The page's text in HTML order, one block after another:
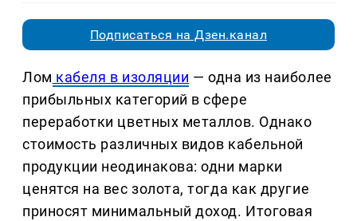
Подписаться на Дзен.канал
Лом кабеля в изоляции — одна из наиболее
прибыльных категорий в сфере
переработки цветных металлов. Однако
стоимость различных видов кабельной
продукции неодинакова: одни марки
ценятся на вес золота, тогда как другие
приносят минимальный доход. Итоговая